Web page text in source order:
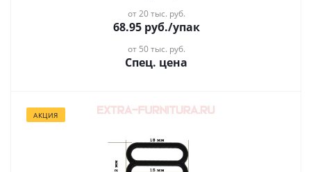
от 20 тыс. руб.
68.95руб./упак
от 50 тыс. руб.
Спец. цена
АКЦИЯ